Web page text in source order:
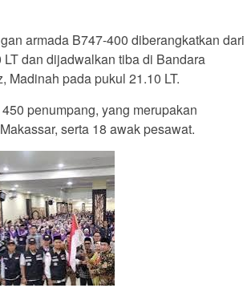
armada B747-400 diberangkatkan dari
dan dijadwalkan tiba di Bandara
Madinah pada pukul 21.10 LT.
penumpang, yang merupakan
serta 18 awak pesawat.